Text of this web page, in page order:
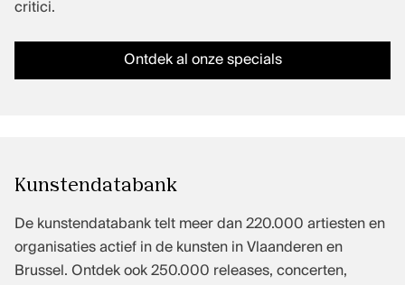
critici.
Ontdek al onze specials
Kunstendatabank
De kunstendatabank telt meer dan 220.000 artiesten en
organisaties actief in de kunsten in Vlaanderen en
Brussel. Ontdek ook 250.000 releases, concerten,